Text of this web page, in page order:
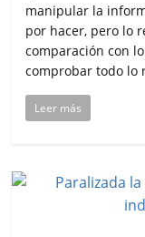
manipular la
por hacer, pero lo
comparación con
comprobar todo lo
Leer más